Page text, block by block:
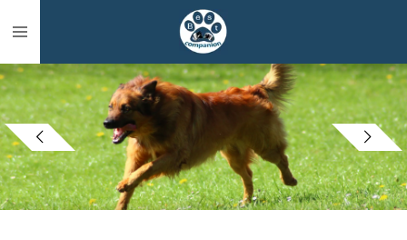
direct
naar
de
hoofdinhoud